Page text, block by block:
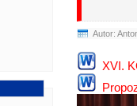
Autor:
XVI.